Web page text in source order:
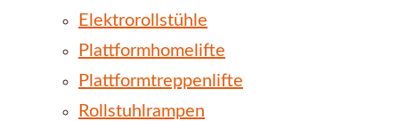
Elektrorollstühle
Plattformhomelifte
Plattformtreppenlifte
Rollstuhlrampen